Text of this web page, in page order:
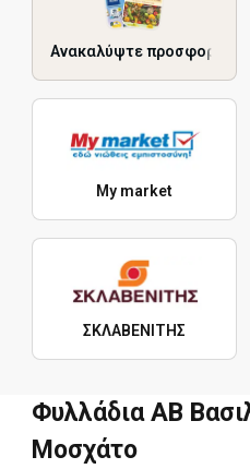
Ανακαλύψτε προσφορές
My market
ΣΚΛΑΒΕΝΙΤΗΣ
Φυλλάδια ΑΒ
Μοσχάτο